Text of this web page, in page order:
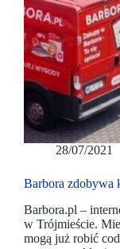
28/07/2021
Barbora zdobywa
Barbora.pl –
w Trójmieście.
mogą już robić